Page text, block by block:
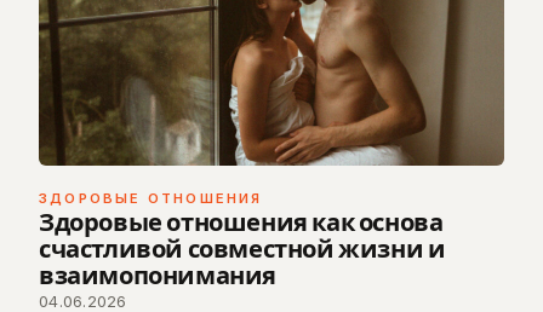
ЗДОРОВЫЕ ОТНОШЕНИЯ
Здоровые отношения как основа
счастливой совместной жизни и
взаимопонимания
04.06.2026